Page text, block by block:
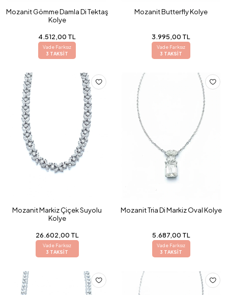
Mozanit Gömme Damla Di Tektaş
Kolye
4.512,00 TL
Vade Farksız
3 TAKSİT
Mozanit Butterfly Kolye
3.995,00 TL
Vade Farksız
3 TAKSİT
Mozanit Markiz Çiçek Suyolu
Kolye
26.602,00 TL
Vade Farksız
3 TAKSİT
Mozanit Tria Di Markiz Oval Kolye
5.687,00 TL
Vade Farksız
3 TAKSİT